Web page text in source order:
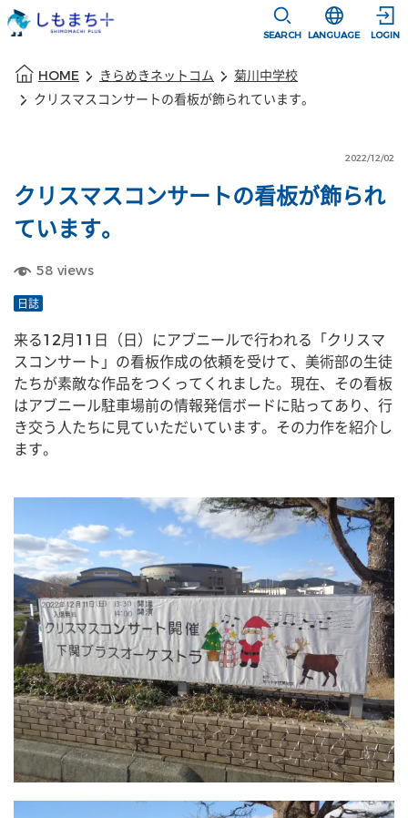
SEARCH
選択すると言
LANGUAGE LOGIN
HOME きらめきネットコム
菊川中学校
クリスマスコンサートの看板が飾られています。
2022/12/02
クリスマスコンサートの看板が飾られ
ています。
58 views
日誌
来る12月11日（日）にアブニールで行われる「クリスマ
スコンサート」の看板作成の依頼を受けて、美術部の生徒
たちが素敵な作品をつくってくれました。現在、その看板
はアブニール駐車場前の情報発信ボードに貼ってあり、行
き交う人たちに見ていただいています。その力作を紹介し
ます。